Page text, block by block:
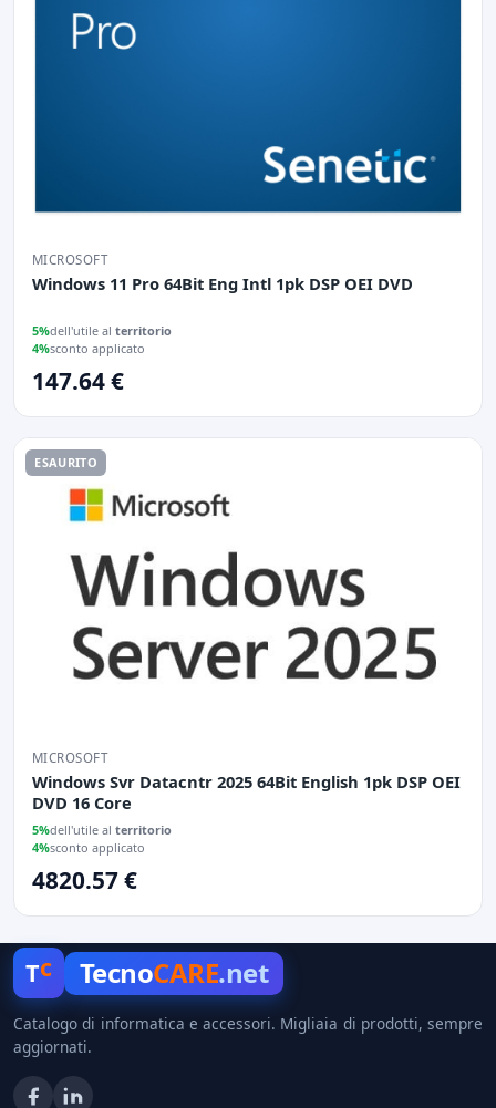
MICROSOFT
Windows 11 Pro 64Bit Eng Intl 1pk DSP OEI DVD
5%dell'utile al territorio
4%sconto applicato
147.64 €
ESAURITO
MICROSOFT
Windows Svr Datacntr 2025 64Bit English 1pk DSP OEI
DVD 16 Core
5%dell'utile al territorio
4%sconto applicato
4820.57 €
Tc TecnoCARE.net
Catalogo di informatica e accessori. Migliaia di prodotti, sempre
aggiornati.